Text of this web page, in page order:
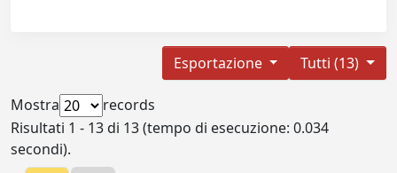
Tutti (13)
Esportazione
Mostra
records
Risultati 1 - 13 di 13 (tempo di esecuzione: 0.034
secondi).